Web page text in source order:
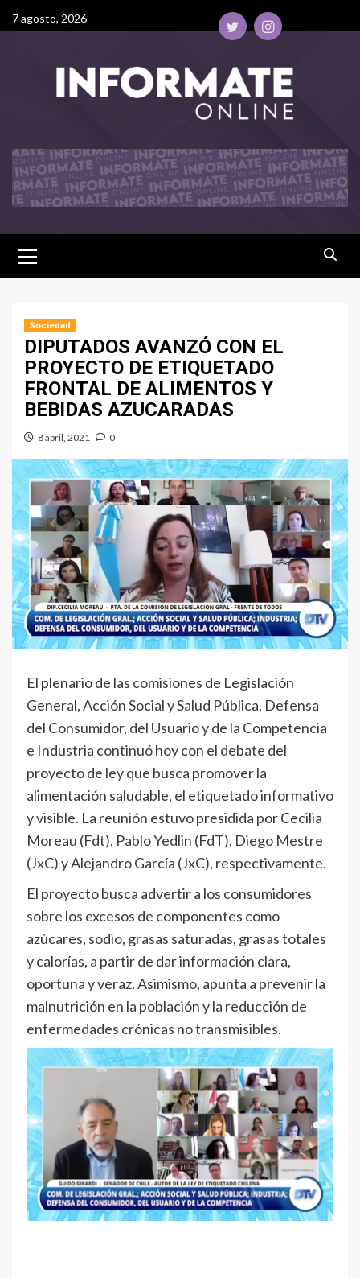
7 agosto, 2026
Sociedad
DIPUTADOS AVANZÓ CON EL
PROYECTO DE ETIQUETADO
FRONTAL DE ALIMENTOS Y
BEBIDAS AZUCARADAS
8 abril, 2021 0
El plenario de las comisiones de Legislación
General, Acción Social y Salud Pública, Defensa
del Consumidor, del Usuario y de la Competencia
e Industria continuó hoy con el debate del
proyecto de ley que busca promover la
alimentación saludable, el etiquetado informativo
y visible. La reunión estuvo presidida por Cecilia
Moreau (Fdt), Pablo Yedlin (FdT), Diego Mestre
(JxC) y Alejandro García (JxC), respectivamente.
El proyecto busca advertir a los consumidores
sobre los excesos de componentes como
azúcares, sodio, grasas saturadas, grasas totales
y calorías, a partir de dar información clara,
oportuna y veraz. Asimismo, apunta a prevenir la
malnutrición en la población y la reducción de
enfermedades crónicas no transmisibles.